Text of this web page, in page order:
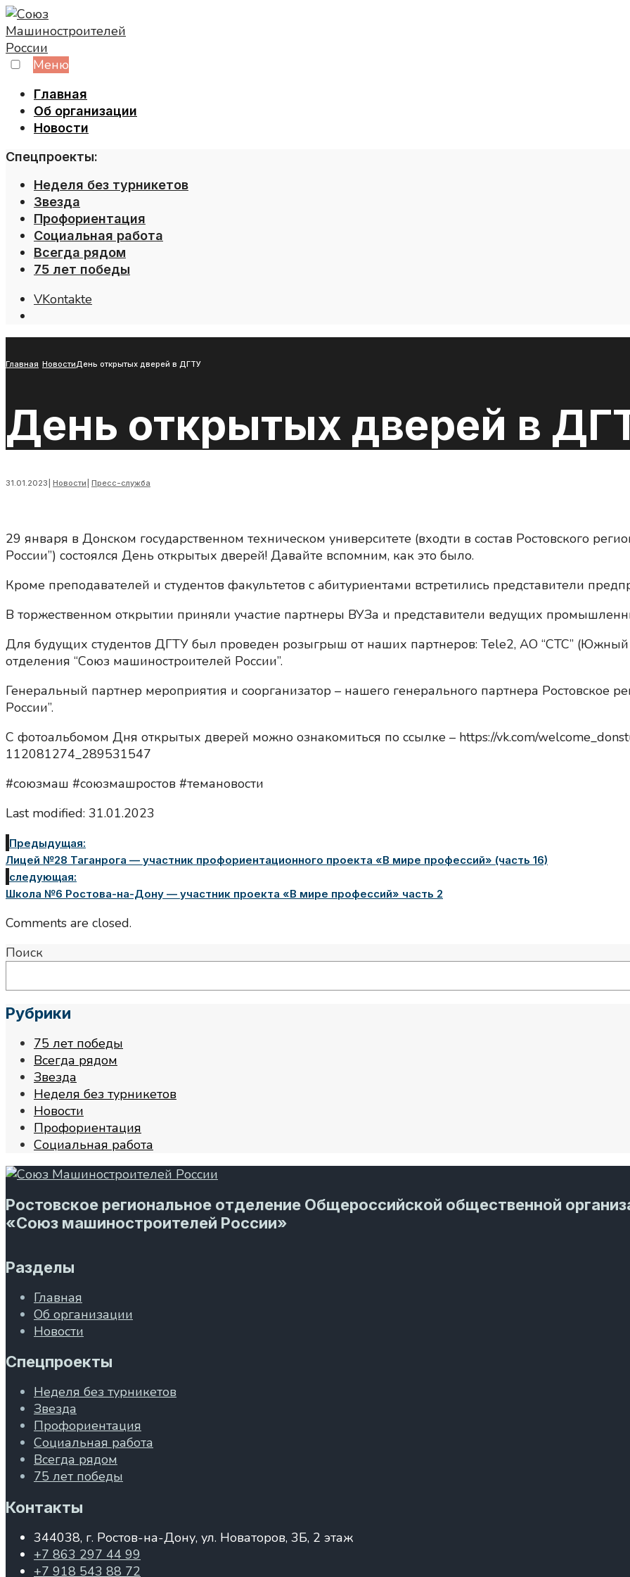
Skip
to
content
Меню
Главная
Об организации
Новости
Спецпроекты:
Неделя без турникетов
Звезда
Профориентация
Социальная работа
Всегда рядом
75 лет победы
VKontakte
Главная НовостиДень открытых дверей в ДГТУ
День открытых дверей в
31.01.2023 Новости Пресс-служба
29 января в Донском государственном техническом университете (входти в состав Ростовского
России”) состоялся День открытых дверей! Давайте вспомним, как это было.
Кроме преподавателей и студентов факультетов с абитуриентами встретились представители
В торжественном открытии приняли участие партнеры ВУЗа и представители ведущих
Для будущих студентов ДГТУ был проведен розыгрыш от наших партнеров: Tele2, АО “СТС” (Южный
отделения “Союз машиностроителей России”.
Генеральный партнер мероприятия и соорганизатор – нашего генерального партнера Ростовское
России”.
С фотоальбомом Дня открытых дверей можно ознакомиться по ссылке – https://vk.com/
112081274_289531547
#союзмаш #союзмашростов #темановости
Last modified: 31.01.2023
Предыдущая:
Лицей №28 Таганрога — участник профориентационного проекта «В мире профессий» (часть 16)
следующая:
Школа №6 Ростова-на-Дону — участник проекта «В мире профессий» часть 2
Comments are closed.
Поиск
Рубрики
75 лет победы
Всегда рядом
Звезда
Неделя без турникетов
Новости
Профориентация
Социальная работа
Ростовское региональное отделение Общероссийской общественной
«Союз машиностроителей России»
Разделы
Главная
Об организации
Новости
Спецпроекты
Неделя без турникетов
Звезда
Профориентация
Социальная работа
Всегда рядом
75 лет победы
Контакты
344038, г. Ростов-на-Дону, ул. Новаторов, 3Б, 2 этаж
+7 863 297 44 99
+7 918 543 88 72